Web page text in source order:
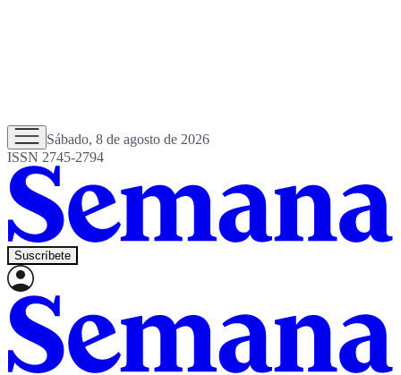
Sábado, 8 de agosto de 2026
ISSN 2745-2794
Suscríbete